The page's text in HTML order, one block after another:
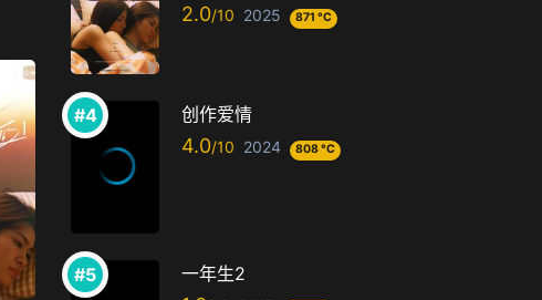
2.0 2025 871 °C
创作爱情
4.0 2024 808 °C
一年生2